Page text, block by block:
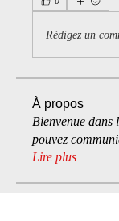
Rédigez un
À propos
Bienvenue dans
pouvez
Lire plus